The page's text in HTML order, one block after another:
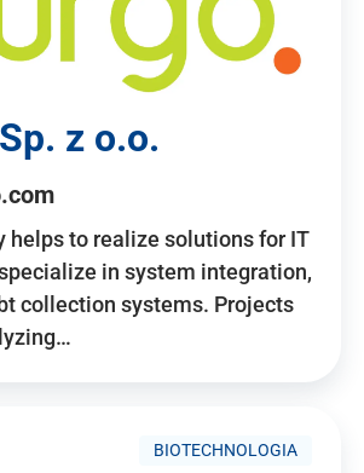
z o.o.
helps to realize solutions for IT
in system integration,
collection systems. Projects
BIOTECHNOLOGIA